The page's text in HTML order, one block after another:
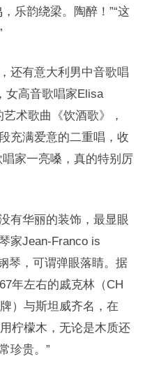
乐韵绕梁。陶醉！”“这
有意大利男中音歌唱
女高音歌唱家Elisa
术歌曲《饮酒歌》，
充满爱意的二重唱，收
家一亮嗓，真的特别厉
华丽的装饰，最显眼
家Jean-Franco is
琴，可谓弹眼落睛。据
年左右的戚克林（CH
）与斯坦威齐名，在
柠檬木，无论是木质还
珍贵。”